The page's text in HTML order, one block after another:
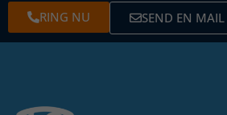
RING NU SEND EN MAIL